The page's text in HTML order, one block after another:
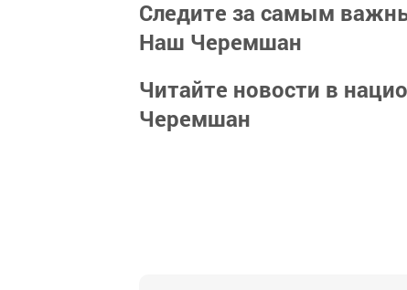
Следите за самым
Наш Черемшан
Читайте новости в
Черемшан